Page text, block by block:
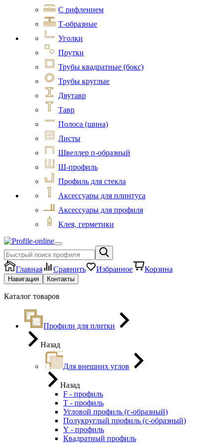
С рифлением
Т-образные
Уголки
Прутки
Трубы квадратные (бокс)
Трубы круглые
Двутавр
Тавр
Полоса (шина)
Листы
Швеллер п-образный
Ш-профиль
Профиль для стекла
Аксессуары для плинтуса
Аксессуары для профиля
Клея, герметики
Главная Сравнить Избранное Корзина
Навигация Контакты
Каталог товаров
Профили для плитки
Назад
Для внешних углов
Назад
F - профиль
Т - профиль
Угловой профиль (г-образный)
Полукруглый профиль (с-образный)
Y - профиль
Квадратный профиль